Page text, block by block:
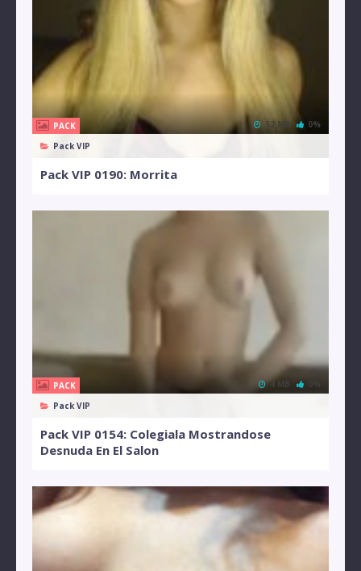
PACK
Pack VIP
52 MB 0%
Pack VIP 0190: Morrita
PACK
Pack VIP
4 MB 0%
Pack VIP 0154: Colegiala Mostrandose
Desnuda En El Salon